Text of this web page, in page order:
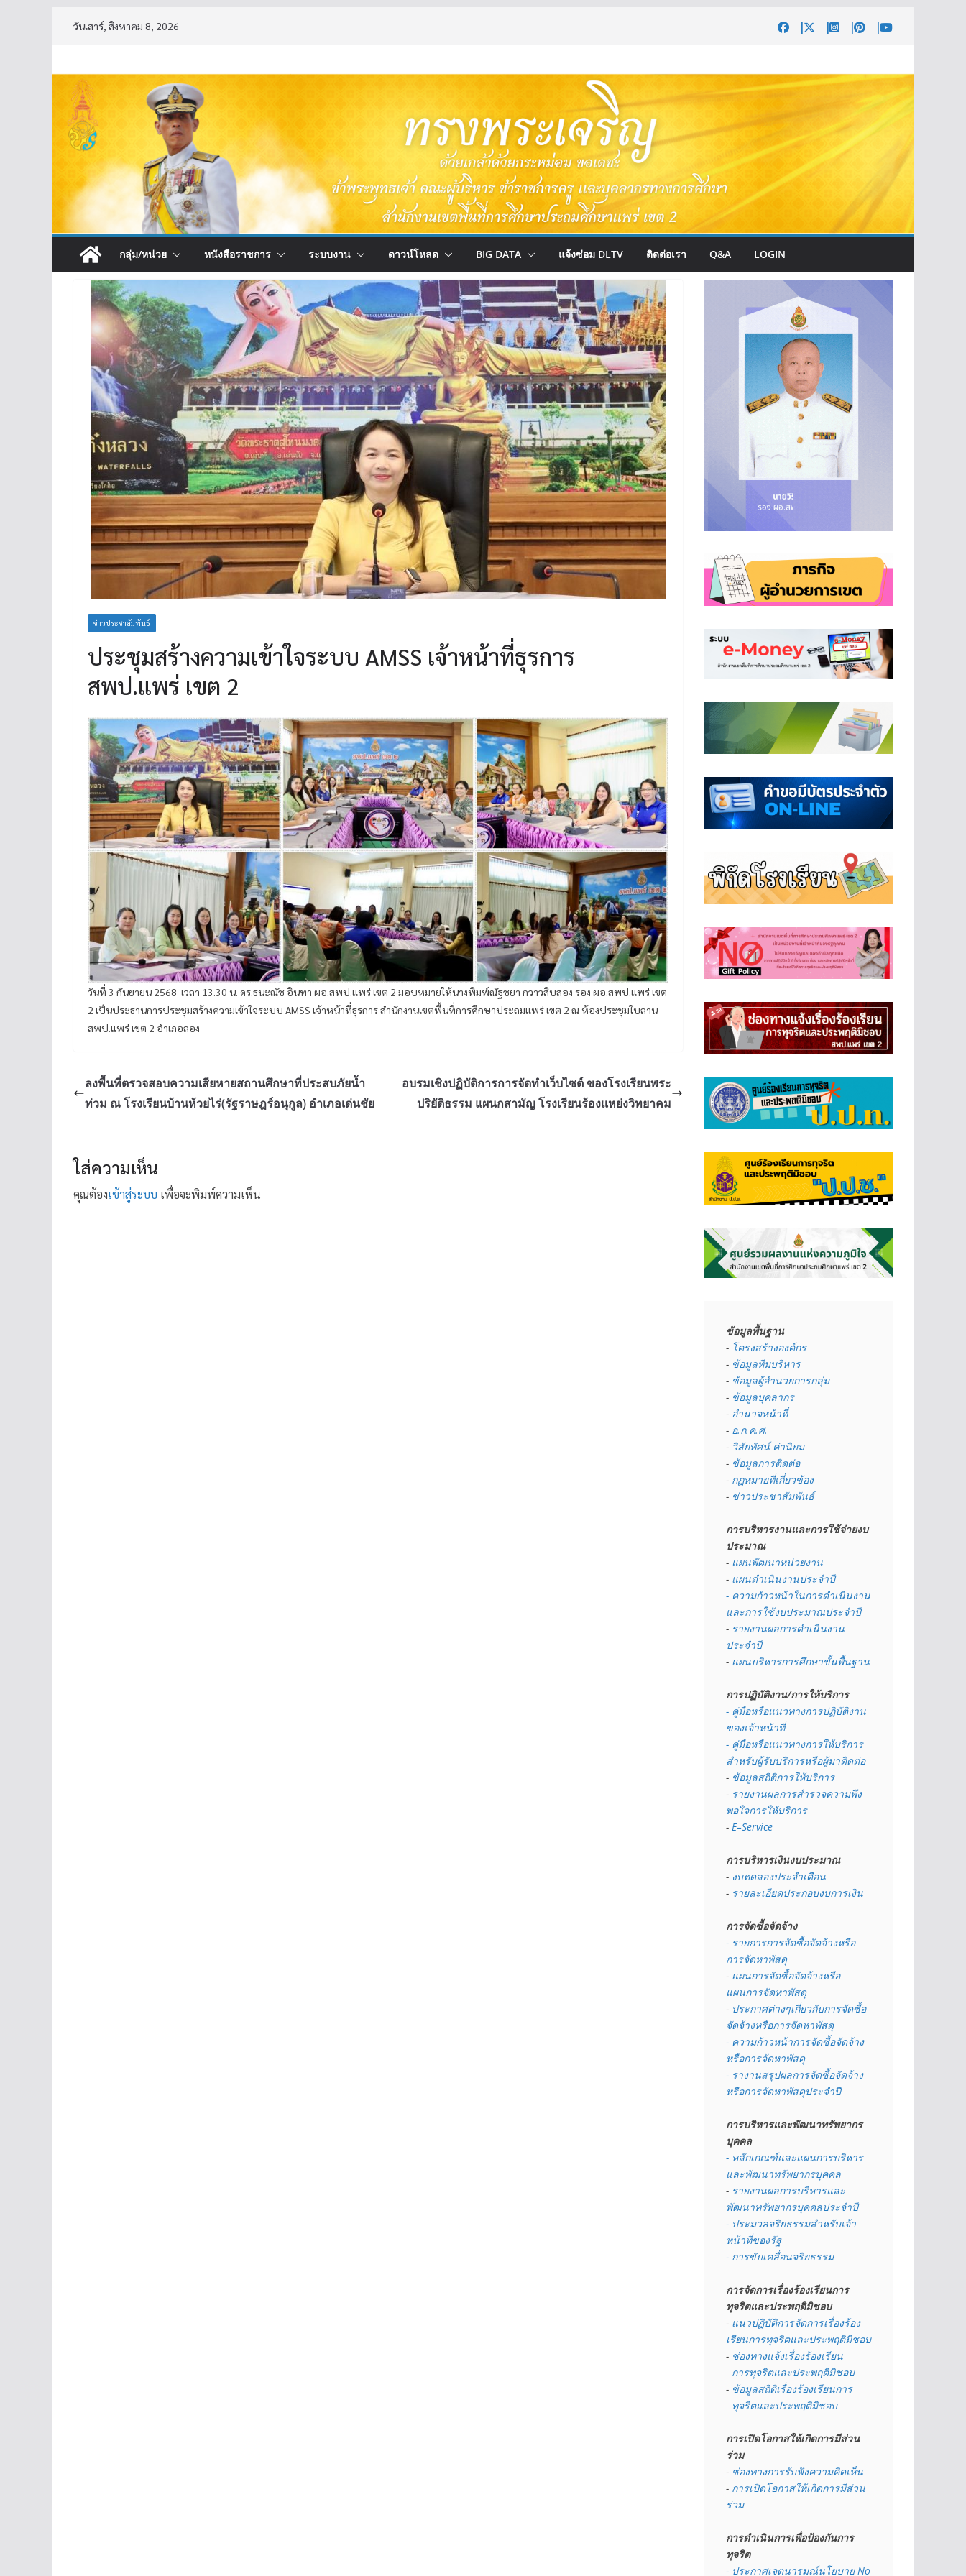
วันเสาร์, สิงหาคม 8, 2026
กลุ่ม/หน่วย หนังสือราชการ ระบบงาน ดาวน์โหลด BIG DATA แจ้งซ่อม DLTV ติดต่อเรา Q&A LOGIN
ข่าวประชาสัมพันธ์
ประชุมสร้างความเข้าใจระบบ AMSS เจ้าหน้าที่ธุรการ
สพป.แพร่ เขต 2
วันที่ 3 กันยายน 2568 เวลา 13.30 น. ดร.ธนะณัช อินทา ผอ.สพป.แพร่ เขต 2 มอบหมายให้นางพิมพ์ณัฐชยา กวาวสิบสอง รอง ผอ.สพป.แพร่ เขต
2 เป็นประธานการประชุมสร้างความเข้าใจระบบ AMSS เจ้าหน้าที่ธุรการ สำนักงานเขตพื้นที่การศึกษาประถมแพร่ เขต 2 ณ ห้องประชุมใบลาน
สพป.แพร่ เขต 2 อำเภอลอง
ลงพื้นที่ตรวจสอบความเสียหายสถานศึกษาที่ประสบภัยน้ำ
ท่วม ณ โรงเรียนบ้านห้วยไร่(รัฐราษฎร์อนุกูล) อำเภอเด่นชัย
อบรมเชิงปฏิบัติการการจัดทำเว็บไซต์ ของโรงเรียนพระ
ปริยัติธรรม แผนกสามัญ โรงเรียนร้องแหย่งวิทยาคม
ใส่ความเห็น
คุณต้องเข้าสู่ระบบ เพื่อจะพิมพ์ความเห็น
ข้อมูลพื้นฐาน
- โครงสร้างองค์กร
- ข้อมูลทีมบริหาร
- ข้อมูลผู้อำนวยการกลุ่ม
- ข้อมูลบุคลากร
- อำนาจหน้าที่
- อ.ก.ค.ศ.
- วิสัยทัศน์ ค่านิยม
- ข้อมูลการติดต่อ
- กฏหมายที่เกี่ยวข้อง
- ข่าวประชาสัมพันธ์
การบริหารงานและการใช้จ่ายงบ
ประมาณ
- แผนพัฒนาหน่วยงาน
- แผนดำเนินงานประจำปี
- ความก้าวหน้าในการดำเนินงาน
และการใช้งบประมาณประจำปี
- รายงานผลการดำเนินงาน
ประจำปี
- แผนบริหารการศึกษาขั้นพื้นฐาน
การปฏิบัติงาน/การให้บริการ
- คู่มือหรือแนวทางการปฏิบัติงาน
ของเจ้าหน้าที่
- คู่มือหรือแนวทางการให้บริการ
สำหรับผู้รับบริการหรือผู้มาติดต่อ
- ข้อมูลสถิติการให้บริการ
- รายงานผลการสำรวจความพึง
พอใจการให้บริการ
- E–Service
การบริหารเงินงบประมาณ
- งบทดลองประจำเดือน
- รายละเอียดประกอบงบการเงิน
การจัดซื้อจัดจ้าง
- รายการการจัดซื้อจัดจ้างหรือ
การจัดหาพัสดุ
- แผนการจัดซื้อจัดจ้างหรือ
แผนการจัดหาพัสดุ
- ประกาศต่างๆเกี่ยวกับการจัดซื้อ
จัดจ้างหรือการจัดหาพัสดุ
- ความก้าวหน้าการจัดซื้อจัดจ้าง
หรือการจัดหาพัสดุ
- รางานสรุปผลการจัดซื้อจัดจ้าง
หรือการจัดหาพัสดุประจำปี
การบริหารและพัฒนาทรัพยากร
บุคคล
- หลักเกณฑ์และแผนการบริหาร
และพัฒนาทรัพยากรบุคคล
- รายงานผลการบริหารและ
พัฒนาทรัพยากรบุคคลประจำปี
- ประมวลจริยธรรมสำหรับเจ้า
หน้าที่ของรัฐ
- การขับเคลื่อนจริยธรรม
การจัดการเรื่องร้องเรียนการ
ทุจริตและประพฤติมิชอบ
- แนวปฏิบัติการจัดการเรื่องร้อง
เรียนการทุจริตและประพฤติมิชอบ
- ช่องทางแจ้งเรื่องร้องเรียน
  การทุจริตและประพฤติมิชอบ
- ข้อมูลสถิติเรื่องร้องเรียนการ
  ทุจริตและประพฤติมิชอบ
การเปิดโอกาสให้เกิดการมีส่วน
ร่วม
- ช่องทางการรับฟังความคิดเห็น
- การเปิดโอกาสให้เกิดการมีส่วน
ร่วม
การดำเนินการเพื่อป้องกันการ
ทุจริต
- ประกาศเจตนารมณ์นโยบาย No